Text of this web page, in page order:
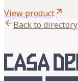
View productarrow_outward
arrow_backBack to directory